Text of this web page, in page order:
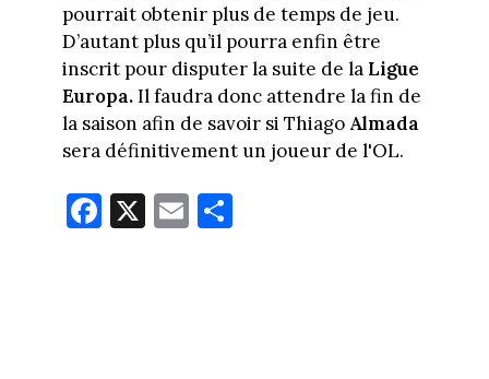
pourrait obtenir plus de temps de jeu.
D’autant plus qu’il pourra enfin être
inscrit pour disputer la suite de la Ligue
Europa.Il faudra donc attendre la fin de
la saison afin de savoir si Thiago Almada
sera définitivement un joueur de l'OL.
Fa
ce
X E
m
Pa